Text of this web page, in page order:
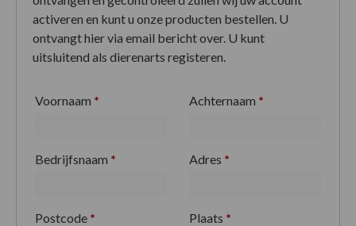
activeren en kunt u onze producten bestellen. U
ontvangt hier via email bericht over. U kunt
uitsluitend als dierenarts registeren.
Voornaam * Achternaam *
Bedrijfsnaam * Adres *
Postcode * Plaats *